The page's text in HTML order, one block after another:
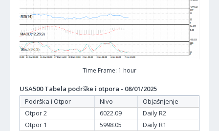
Time Frame: 1 hour
USA500 Tabela podrške i otpora - 08/01/2025
Podrška i Otpor
Nivo
Objašnjenje
Otpor 2
6022.09
Daily R2
Otpor 1
5998.05
Daily R1